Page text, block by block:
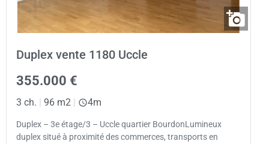
Duplex vente 1180 Uccle
355.000 €
3 ch. | 96 m2 | 4m
Duplex – 3e étage/3 – Uccle quartier BourdonLumineux
duplex situé à proximité des commerces, transports en